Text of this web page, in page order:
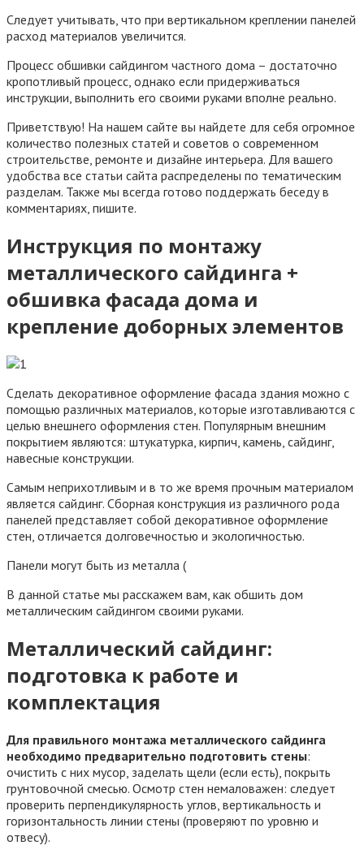
Следует учитывать, что при вертикальном креплении панелей
расход материалов увеличится.
Процесс обшивки сайдингом частного дома – достаточно
кропотливый процесс, однако если придерживаться
инструкции, выполнить его своими руками вполне реально.
Приветствую! На нашем сайте вы найдете для себя огромное
количество полезных статей и советов о современном
строительстве, ремонте и дизайне интерьера. Для вашего
удобства все статьи сайта распределены по тематическим
разделам. Также мы всегда готово поддержать беседу в
комментариях, пишите.
Инструкция по монтажу
металлического сайдинга +
обшивка фасада дома и
крепление доборных элементов
Сделать декоративное оформление фасада здания можно с
помощью различных материалов, которые изготавливаются с
целью внешнего оформления стен. Популярным внешним
покрытием являются: штукатурка, кирпич, камень, сайдинг,
навесные конструкции.
Самым неприхотливым и в то же время прочным материалом
является сайдинг. Сборная конструкция из различного рода
панелей представляет собой декоративное оформление
стен, отличается долговечностью и экологичностью.
Панели могут быть из металла (
В данной статье мы расскажем вам, как обшить дом
металлическим сайдингом своими руками.
Металлический сайдинг:
подготовка к работе и
комплектация
Для правильного монтажа металлического сайдинга
необходимо предварительно подготовить стены:
очистить с них мусор, заделать щели (если есть), покрыть
грунтовочной смесью. Осмотр стен немаловажен: следует
проверить перпендикулярность углов, вертикальность и
горизонтальность линии стены (проверяют по уровню и
отвесу).